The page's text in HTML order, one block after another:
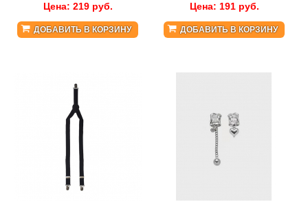
Цена: 219руб.
ДОБАВИТЬ В КОРЗИНУ
Цена: 191руб.
ДОБАВИТЬ В КОРЗИНУ